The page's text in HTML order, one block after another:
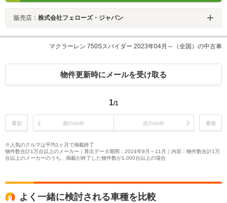
販売店： 株式会社フェローズ・ジャパン
マクラーレン 750Sスパイダー 2023年04月～（全国）の中古車
物件更新時にメールを受け取る
1/1
最初 前の30件 次の30件 最後
※人気のクルマは平均1ヶ月で掲載終了
物件数合計1万台以上のメーカー｜算出データ期間：2024年9月～11月｜内容：物件数合計1万
台以上のメーカーのうち、掲載が終了した物件数が1,000台以上の場合
よく一緒に検討される車種を比較